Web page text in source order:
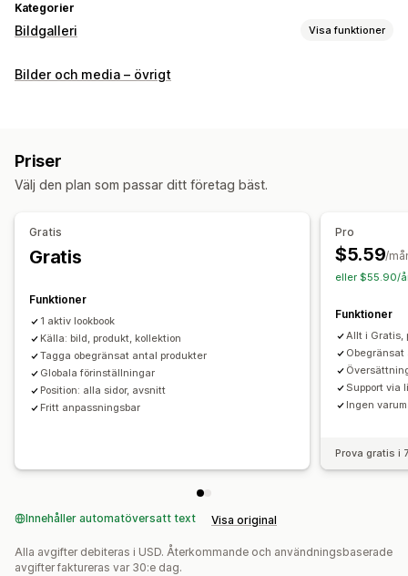
Kategorier
Bildgalleri Visa funktioner
Gallerityper
Anpassning
Anpassade stilar
Anpassad CSS
Mobilanpassning
Bilder och media – övrigt
Priser
Välj den plan som passar ditt företag bäst.
Gratis
Gratis
Funktioner
1 aktiv lookbook
Källa: bild, produkt, kollektion
Tagga obegränsat antal produkter
Globala förinställningar
Position: alla sidor, avsnitt
Fritt anpassningsbar
Pro
$5.59/
eller $55.90/
Funktioner
Allt i Gratis,
Obegränsat
Support via
Ingen
Prova gratis i
Innehåller automatöversatt text Visa original
Alla avgifter debiteras i USD. Återkommande och användningsbaserade
avgifter faktureras var 30:e dag.